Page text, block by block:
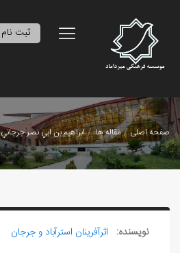
ثبت نام
صفحه اصلی مقاله ها ابراهيم بن ابي‌ نصر جرجاني
نویسنده: اثرآفرينان استرآباد و جرجان